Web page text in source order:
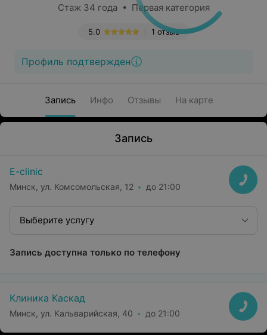
Стаж 34 года • Первая категория
1 отзыв
5.0
Профиль подтвержден
Запись Инфо Отзывы На карте
Запись
E-clinic
Минск, ул. Комсомольская, 12 до 21:00
Выберите услугу
Запись доступна только по телефону
Клиника Каскад
Минск, ул. Кальварийская, 40 до 21:00